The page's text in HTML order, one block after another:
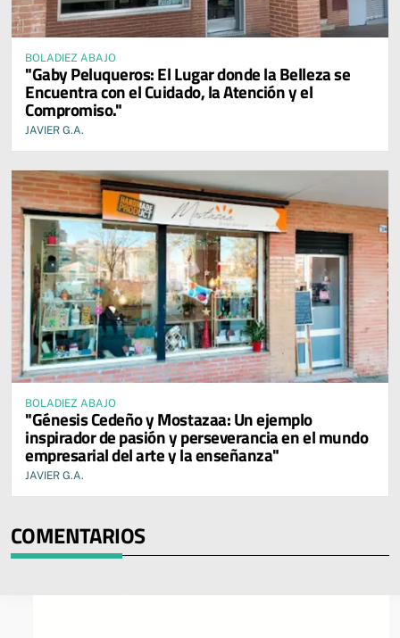
BOLADIEZ ABAJO
"Gaby Peluqueros: El Lugar donde la Belleza se
Encuentra con el Cuidado, la Atención y el
Compromiso."
JAVIER G.A.
BOLADIEZ ABAJO
"Génesis Cedeño y Mostazaa: Un ejemplo
inspirador de pasión y perseverancia en el mundo
empresarial del arte y la enseñanza"
JAVIER G.A.
COMENTARIOS